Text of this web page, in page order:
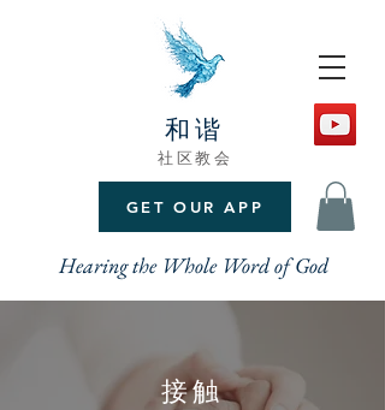
GET OUR APP
和谐
社区教会
Hearing the Whole Word of God
接触